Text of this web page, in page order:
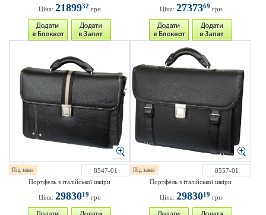
Ціна: 2189932 грн Ціна: 2737369 грн
Під заказ
8547-01
Портфель з італійської шкіри
Ціна: 2983019 грн
Під заказ
8557-01
Портфель з італійської шкіри
Ціна: 2983019 грн